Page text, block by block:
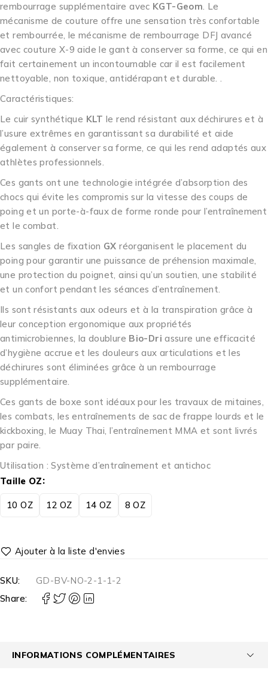
rembourrage supplémentaire avec KGT-Geom. Le
mécanisme de couture offre une sensation très confortable
et rembourrée, le mécanisme de rembourrage DFJ avancé
avec couture X-9 aide le gant à conserver sa forme, ce qui en
fait certainement un incontournable car il est facilement
nettoyable, non toxique, antidérapant et durable. .
Caractéristiques:
Le cuir synthétique KLT le rend résistant aux déchirures et à
l’usure extrêmes en garantissant sa durabilité et aide
également à conserver sa forme, ce qui les rend adaptés aux
athlètes professionnels.
Ces gants ont une technologie intégrée d’absorption des
chocs qui évite les compromis sur la vitesse des coups de
poing et un porte-à-faux de forme ronde pour l’entraînement
et le combat.
Les sangles de fixation GX réorganisent le placement du
poing pour garantir une puissance de préhension maximale,
une protection du poignet, ainsi qu’un soutien, une stabilité
et un confort pendant les séances d’entraînement.
Ils sont résistants aux odeurs et à la transpiration grâce à
leur conception ergonomique aux propriétés
antimicrobiennes, la doublure Bio-Dri assure une efficacité
d’hygiène accrue et les douleurs aux articulations et les
déchirures sont éliminées grâce à un rembourrage
supplémentaire.
Ces gants de boxe sont idéaux pour les travaux de mitaines,
les combats, les entraînements de sac de frappe lourds et le
kickboxing, le Muay Thai, l’entraînement MMA et sont livrés
par paire.
Utilisation : Système d’entraînement et antichoc
Taille OZ
10 OZ 12 OZ 14 OZ 8 OZ
SKU:
GD-BV-NO-2-1-1-2
Share:
INFORMATIONS COMPLÉMENTAIRES